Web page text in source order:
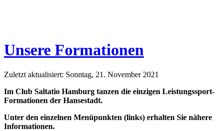
Unsere Formationen
Zuletzt aktualisiert: Sonntag, 21. November 2021
Im Club Saltatio Hamburg tanzen die einzigen Leistungssport-
Formationen der Hansestadt.
Unter den einzelnen Menüpunkten (links) erhalten Sie nähere
Informationen.